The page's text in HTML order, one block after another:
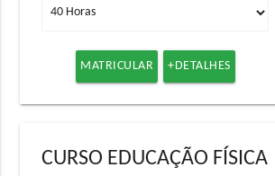
MATRICULAR +DETALHES
CURSO EDUCAÇÃO FÍSICA